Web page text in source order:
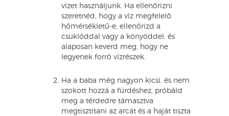
vizet használjunk. Ha ellenőrizni
szeretnéd, hogy a víz megfelelő
hőmérsékletű-e, ellenőrizd a
csuklóddal vagy a könyöddel, és
alaposan keverd meg, hogy ne
legyenek forró vízrészek.
Ha a baba még nagyon kicsi, és nem
szokott hozzá a fürdéshez, próbáld
meg a térdedre támasztva
megtisztítani az arcát és a haját tiszta